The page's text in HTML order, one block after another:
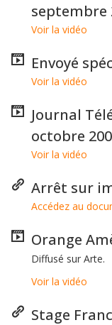
septembre
Voir la vidéo
Envoyé
Voir la vidéo
Journal
octobre
Voir la vidéo
Arrêt sur
Accédez au
Orange
Diffusé sur Arte.
Voir la vidéo
Stage